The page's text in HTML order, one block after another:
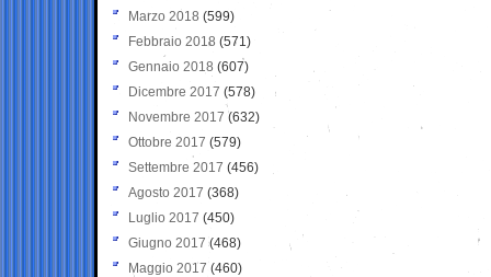
Marzo 2018 (599)
Febbraio 2018 (571)
Gennaio 2018 (607)
Dicembre 2017 (578)
Novembre 2017 (632)
Ottobre 2017 (579)
Settembre 2017 (456)
Agosto 2017 (368)
Luglio 2017 (450)
Giugno 2017 (468)
Maggio 2017 (460)